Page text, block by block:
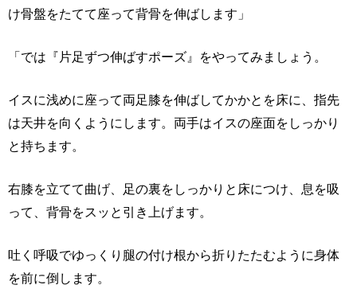
け骨盤をたてて座って背骨を伸ばします」
「では『片足ずつ伸ばすポーズ』をやってみましょう。
イスに浅めに座って両足膝を伸ばしてかかとを床に、指先
は天井を向くようにします。両手はイスの座面をしっかり
と持ちます。
右膝を立てて曲げ、足の裏をしっかりと床につけ、息を吸
って、背骨をスッと引き上げます。
吐く呼吸でゆっくり腿の付け根から折りたたむように身体
を前に倒します。